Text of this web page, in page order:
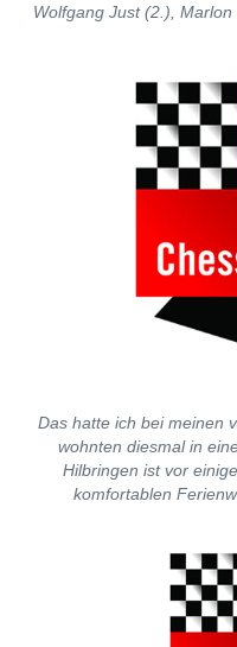
Wolfgang Just (2.),
Das hatte ich bei meinen
wohnten diesmal in
Hilbringen ist vor
komfortablen